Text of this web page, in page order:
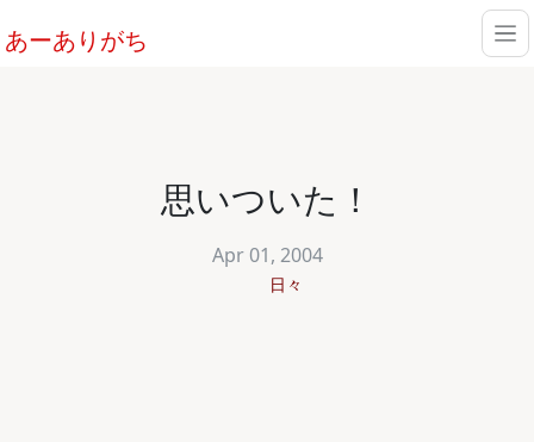
あーありがち
思いついた！
Apr 01, 2004
日々